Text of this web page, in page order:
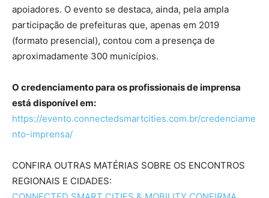
apoiadores. O evento se destaca, ainda, pela ampla
participação de prefeituras que, apenas em 2019
(formato presencial), contou com a presença de
aproximadamente 300 municípios.
O credenciamento para os profissionais de imprensa
está disponível em:
https://evento.connectedsmartcities.com.br/credenciame
nto-imprensa/
CONFIRA OUTRAS MATÉRIAS SOBRE OS ENCONTROS
REGIONAIS E CIDADES: